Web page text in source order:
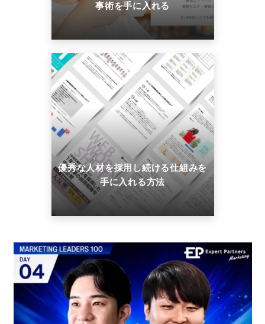
事術を手に入れる
優秀な人材を採用し続ける仕組みを
手に入れる方法